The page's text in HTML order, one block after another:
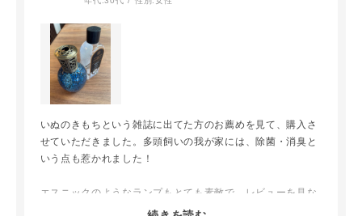
いぬのきもちという雑誌に出てた方のお薦めを見て、購入さ
せていただきました。多頭飼いの我が家には、除菌・消臭と
いう点も惹かれました！
エスニックのようなランプもとても素敵で、レビューを見な
がらオイルも選びました。